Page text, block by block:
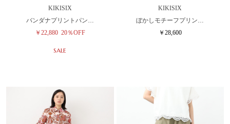
KIKISIX
バンダナプリントパン…
￥22,880 20％OFF
SALE
KIKISIX
ぼかしモチーフプリン…
￥28,600